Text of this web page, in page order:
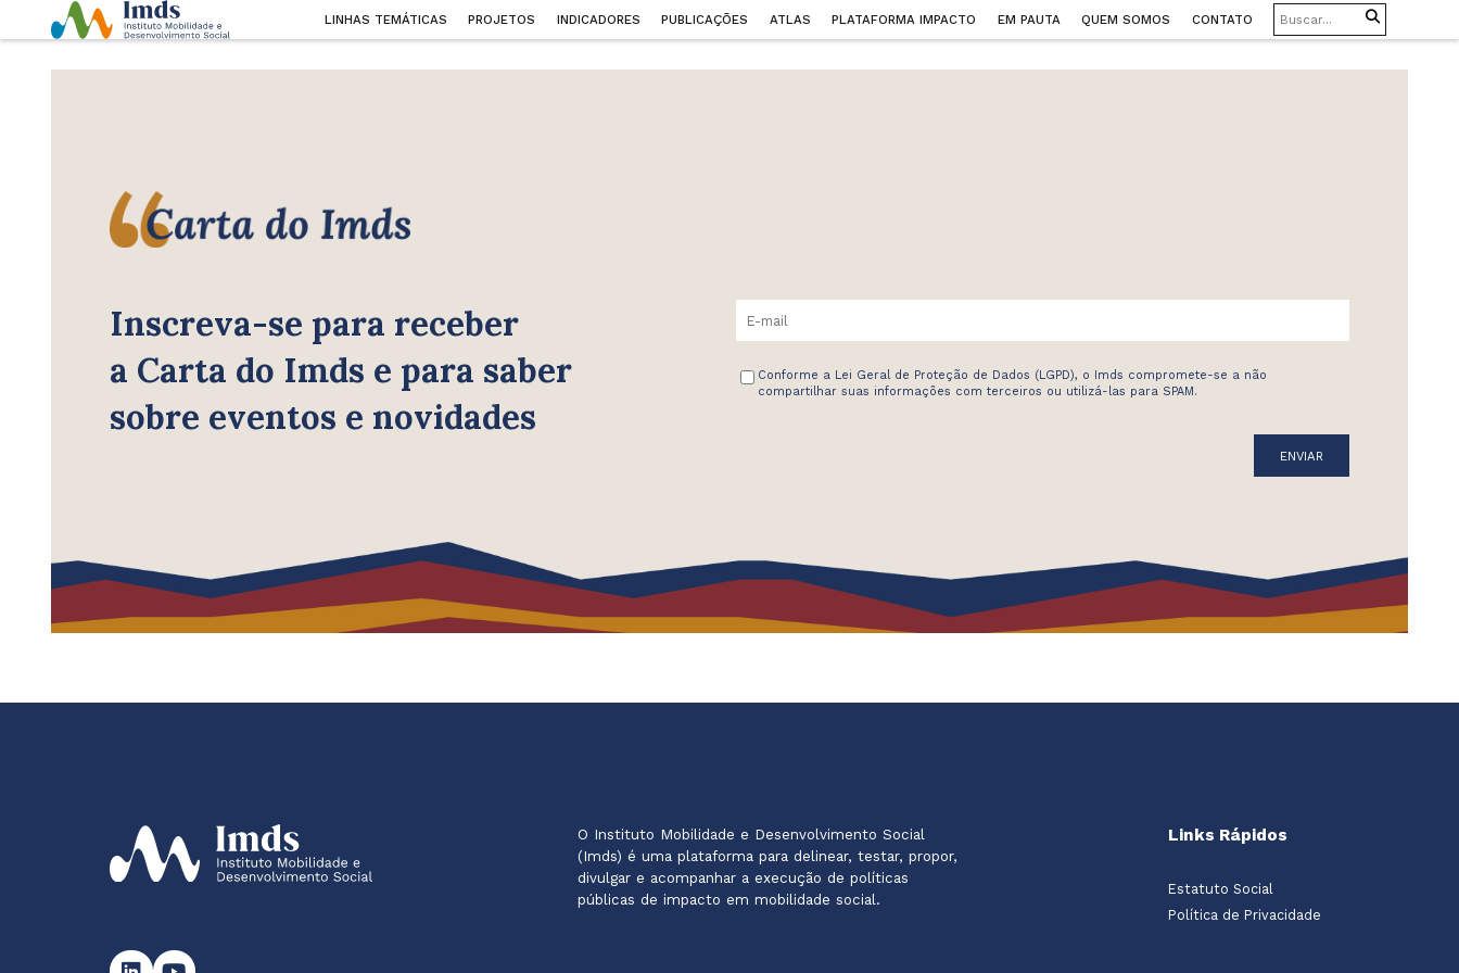
LINHAS TEMÁTICAS PROJETOS INDICADORES PUBLICAÇÕES ATLAS PLATAFORMA IMPACTO EM PAUTA QUEM SOMOS CONTATO
Inscreva-se para receber
a Carta do Imds e para saber
sobre eventos e novidades
Conforme a Lei Geral de Proteção de Dados (LGPD), o Imds compromete-se a não
compartilhar suas informações com terceiros ou utilizá-las para SPAM.
O Instituto Mobilidade e Desenvolvimento Social
(Imds) é uma plataforma para delinear, testar, propor,
divulgar e acompanhar a execução de políticas
públicas de impacto em mobilidade social.
Links Rápidos
Estatuto Social
Política de Privacidade